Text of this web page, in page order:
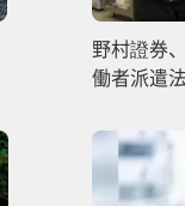
野村證券
働者派遣